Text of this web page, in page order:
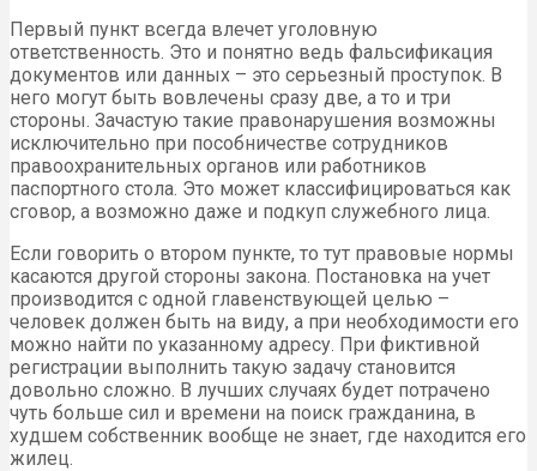
Первый пункт всегда влечет уголовную
ответственность. Это и понятно ведь фальсификация
документов или данных – это серьезный проступок. В
него могут быть вовлечены сразу две, а то и три
стороны. Зачастую такие правонарушения возможны
исключительно при пособничестве сотрудников
правоохранительных органов или работников
паспортного стола. Это может классифицироваться как
сговор, а возможно даже и подкуп служебного лица.
Если говорить о втором пункте, то тут правовые нормы
касаются другой стороны закона. Постановка на учет
производится с одной главенствующей целью –
человек должен быть на виду, а при необходимости его
можно найти по указанному адресу. При фиктивной
регистрации выполнить такую задачу становится
довольно сложно. В лучших случаях будет потрачено
чуть больше сил и времени на поиск гражданина, в
худшем собственник вообще не знает, где находится его
жилец.